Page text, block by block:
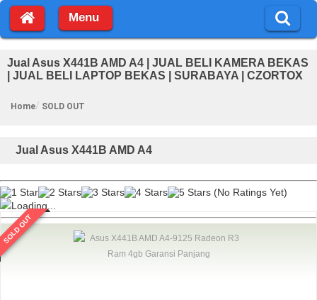
Menu
Jual Asus X441B AMD A4 | JUAL BELI KAMERA BEKAS
| JUAL BELI LAPTOP BEKAS | SURABAYA | CZORTOX
Home SOLD OUT
Jual Asus X441B AMD A4
(No Ratings Yet)
Loading...
SOLD OUT